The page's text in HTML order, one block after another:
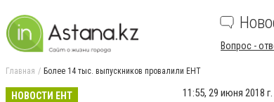
Вопрос -
Главная Более 14 тыс. выпускников провалили ЕНТ
НОВОСТИ ЕНТ 11:55, 29 июня 2018 г.